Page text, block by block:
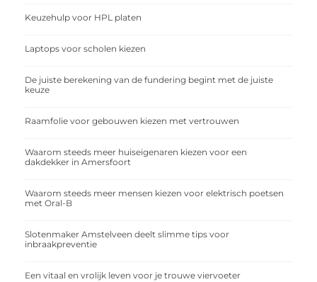
Keuzehulp voor HPL platen
Laptops voor scholen kiezen
De juiste berekening van de fundering begint met de juiste
keuze
Raamfolie voor gebouwen kiezen met vertrouwen
Waarom steeds meer huiseigenaren kiezen voor een
dakdekker in Amersfoort
Waarom steeds meer mensen kiezen voor elektrisch poetsen
met Oral-B
Slotenmaker Amstelveen deelt slimme tips voor
inbraakpreventie
Een vitaal en vrolijk leven voor je trouwe viervoeter